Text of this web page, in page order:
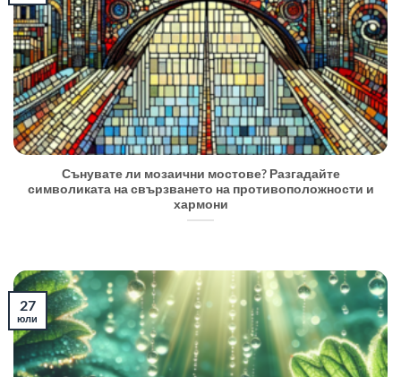
Сънувате ли мозаични мостове? Разгадайте
символиката на свързването на противоположности и
хармони
27
юли